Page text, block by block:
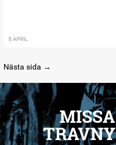
8 APRIL
Nästa sida →